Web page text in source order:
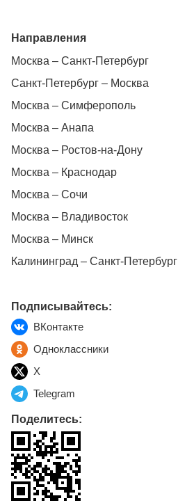
Направления
Москва – Санкт-Петербург
Санкт-Петербург – Москва
Москва – Симферополь
Москва – Анапа
Москва – Ростов-на-Дону
Москва – Краснодар
Москва – Сочи
Москва – Владивосток
Москва – Минск
Калининград – Санкт-Петербург
Подписывайтесь:
ВКонтакте
Одноклассники
X
Telegram
Поделитесь: